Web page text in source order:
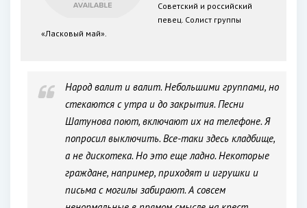
Советский и российский
певец. Солист группы
«Ласковый май».
Народ валит и валит. Небольшими группами, но
стекаются с утра и до закрытия. Песни
Шатунова поют, включают их на телефоне. Я
попросил выключить. Все-таки здесь кладбище,
а не дискотека. Но это еще ладно. Некоторые
граждане, например, приходят и игрушки и
письма с могилы забирают. А совсем